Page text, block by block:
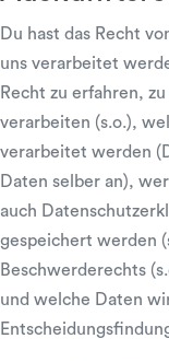
Du hast das Recht
uns verarbeitet
Recht zu erfahren,
verarbeiten (s.o.),
verarbeitet werden
Daten selber an),
auch
gespeichert werden
Beschwerderechts
und welche Daten